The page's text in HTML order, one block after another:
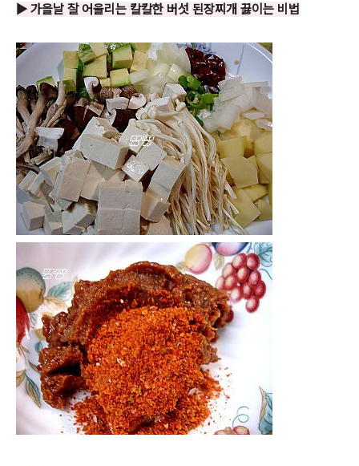
▶ 가을날 잘 어울리는 칼칼한 버섯 된장찌개 끓이는 비법